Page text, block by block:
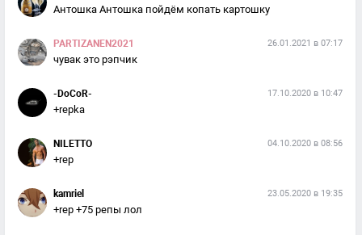
Антошка Антошка пойдём копать картошку
PARTIZANEN2021 26.01.2021 в 07:17
чувак это рэпчик
-DoCoR- 17.10.2020 в 10:47
+repka
NILETTO 04.10.2020 в 08:56
+rep
kamriel 23.05.2020 в 19:35
+rep +75 репы лол